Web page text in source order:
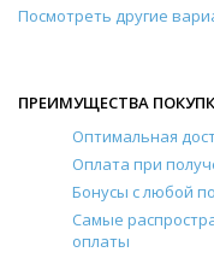
Посмотреть другие
ПРЕИМУЩЕСТВА
Оптимальная
Оплата при
Бонусы с любой
Самые
оплаты